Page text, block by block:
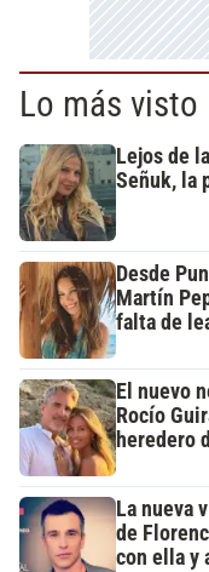
Lo más visto
Lejos de
Señuk, la
Desde
Martín
falta de
El nuevo
Rocío
heredero
La nueva
de
con ella y